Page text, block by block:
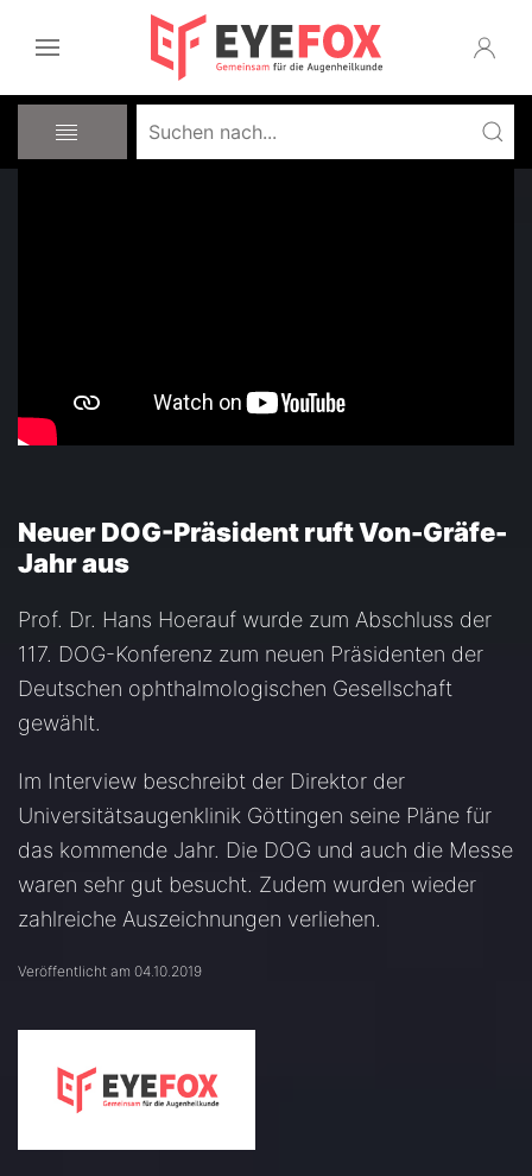
Neuer DOG-Präsident ruft Von-Gräfe-
Jahr aus
Prof. Dr. Hans Hoerauf wurde zum Abschluss der
117. DOG-Konferenz zum neuen Präsidenten der
Deutschen ophthalmologischen Gesellschaft
gewählt.
Im Interview beschreibt der Direktor der
Universitätsaugenklinik Göttingen seine Pläne für
das kommende Jahr. Die DOG und auch die Messe
waren sehr gut besucht. Zudem wurden wieder
zahlreiche Auszeichnungen verliehen.
Veröffentlicht am 04.10.2019